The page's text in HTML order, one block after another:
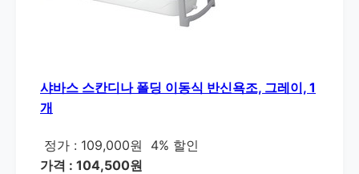
샤바스 스칸디나 폴딩 이동식 반신욕조, 그레이, 1
개
정가 : 109,000원
4% 할인
가격 : 104,500원